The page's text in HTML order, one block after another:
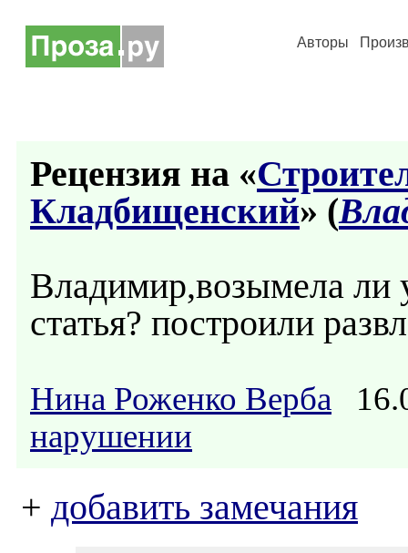
Авторы
Рецензия на «
Кладбищенский» (
Владимир,возымела ли
статья? построили
Нина Роженко Верба
нарушении
+ добавить замечания